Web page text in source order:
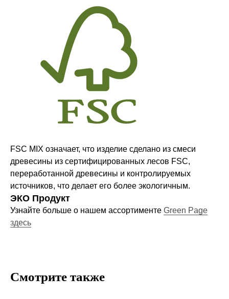
FSC MIX означает, что изделие сделано из смеси
древесины из сертифицированных лесов FSC,
переработанной древесины и контролируемых
источников, что делает его более экологичным.
ЭКО Продукт
Узнайте больше о нашем ассортименте Green Page
здесь
Смотрите также
Оставайтесь в курсе новостей и
узнавайте первыми о наших
новинках
О нас
Договор-оферта
Политика конфиденциальности
Контакты
FAQs